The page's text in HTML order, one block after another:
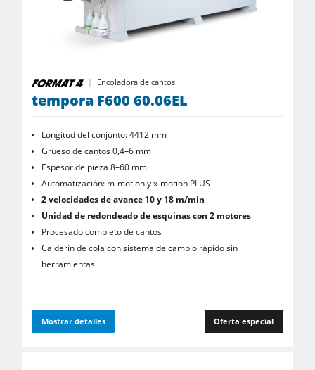
Encoladora de cantos
tempora F600 60.06EL
Longitud del conjunto: 4412 mm
Grueso de cantos 0,4–6 mm
Espesor de pieza 8–60 mm
Automatización: m-motion y x-motion PLUS
2 velocidades de avance 10 y 18 m/min
Unidad de redondeado de esquinas con 2 motores
Procesado completo de cantos
Calderín de cola con sistema de cambio rápido sin
herramientas
Mostrar detalles Oferta especial